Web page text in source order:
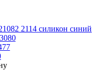
2114 силикон синий